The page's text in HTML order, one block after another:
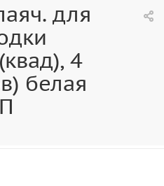
для
4
белая